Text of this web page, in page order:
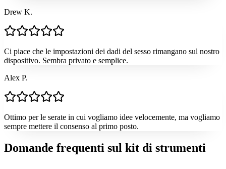
Drew K.
Ci piace che le impostazioni dei dadi del sesso rimangano sul nostro
dispositivo. Sembra privato e semplice.
Alex P.
Ottimo per le serate in cui vogliamo idee velocemente, ma vogliamo
sempre mettere il consenso al primo posto.
Domande frequenti sul kit di strumenti